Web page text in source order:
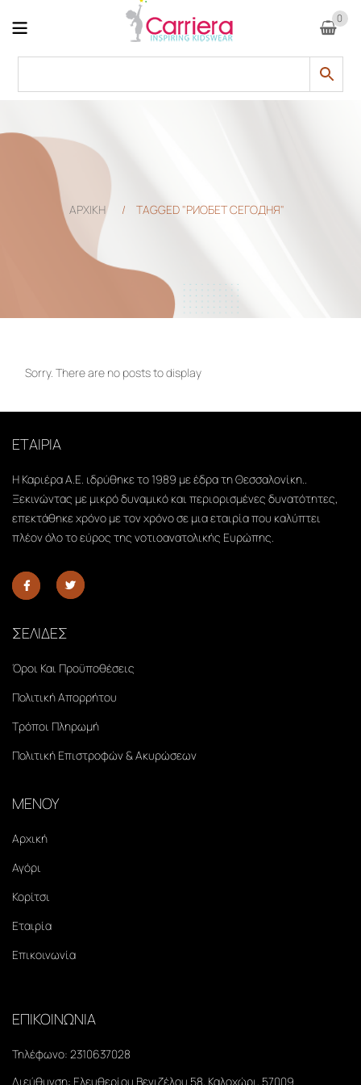
0
ΑΡΧΙΚΗ / TAGGED "РИОБЕТ СЕГОДНЯ"
Sorry. There are no posts to display
ΕΤΑΙΡΙΑ
Η Καριέρα Α.Ε. ιδρύθηκε το 1989 με έδρα τη Θεσσαλονίκη..
Ξεκινώντας με μικρό δυναμικό και περιορισμένες δυνατότητες,
επεκτάθηκε χρόνο με τον χρόνο σε μια εταιρία που καλύπτει
πλέον όλο το εύρος της νοτιοανατολικής Ευρώπης.
ΣΕΛΙΔΕΣ
Όροι Και Προϋποθέσεις
Πολιτική Απορρήτου
Τρόποι Πληρωμή
Πολιτική Επιστροφών & Ακυρώσεων
ΜΕΝΟΥ
Αρχική
Αγόρι
Κορίτσι
Εταιρία
Επικοινωνία
ΕΠΙΚΟΙΝΩΝΙΑ
Τηλέφωνο: 2310637028
Διεύθυνση: Ελευθερίου Βενιζέλου 58, Καλοχώρι, 57009